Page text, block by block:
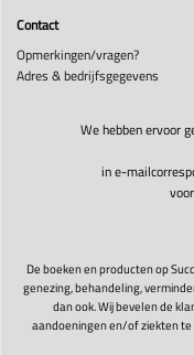
Contact
Opmerkingen/vragen?
Adres & bedrijfsgegevens
We hebben ervoor
in e-
De boeken en producten op
genezing, behandeling,
dan ook. Wij bevelen de
aandoeningen en/of ziekten